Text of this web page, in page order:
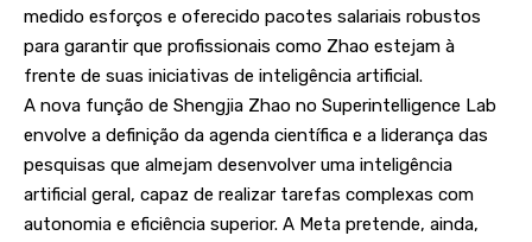
medido esforços e oferecido pacotes salariais robustos
para garantir que profissionais como Zhao estejam à
frente de suas iniciativas de inteligência artificial.
A nova função de Shengjia Zhao no Superintelligence Lab
envolve a definição da agenda científica e a liderança das
pesquisas que almejam desenvolver uma inteligência
artificial geral, capaz de realizar tarefas complexas com
autonomia e eficiência superior. A Meta pretende, ainda,